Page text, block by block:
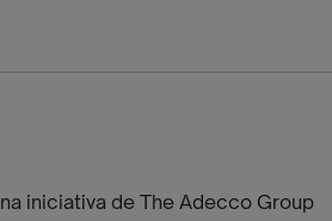
iniciativa de The Adecco Group